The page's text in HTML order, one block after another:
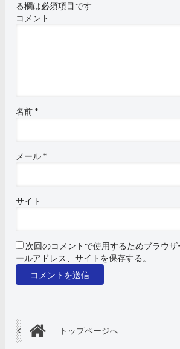
る欄は必須項目です
コメント
名前 *
メール *
サイト
次回のコメントで使用するためブラウ
ールアドレス、サイトを保存する。
トップページへ